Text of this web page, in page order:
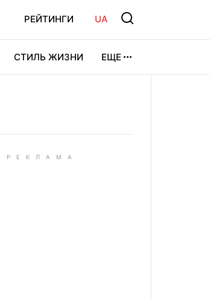
РЕЙТИНГИ UA
СТИЛЬ ЖИЗНИ ЕЩЕ